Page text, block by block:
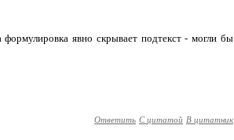
явно скрывает подтекст - могли бы
Ответить С цитатой В цитатник